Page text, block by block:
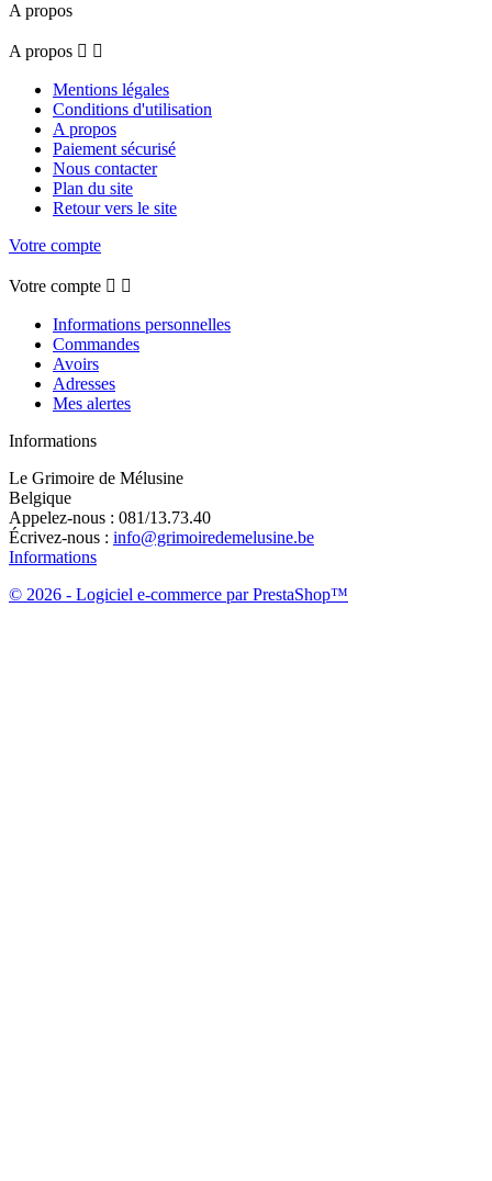
A propos
A propos  
Mentions légales
Conditions d'utilisation
A propos
Paiement sécurisé
Nous contacter
Plan du site
Retour vers le site
Votre compte
Votre compte  
Informations personnelles
Commandes
Avoirs
Adresses
Mes alertes
Informations
Le Grimoire de Mélusine
Belgique
Appelez-nous : 081/13.73.40
Écrivez-nous : info@grimoiredemelusine.be
Informations
© 2026 - Logiciel e-commerce par PrestaShop™